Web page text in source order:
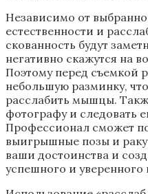
Независимо от
естественности и
скованность будут
негативно скажутся на
Поэтому перед съемкой
небольшую разминку,
расслабить мышцы.
фотографу и следовать
Профессионал сможет
выигрышные позы и
ваши достоинства и
успешного и уверенного